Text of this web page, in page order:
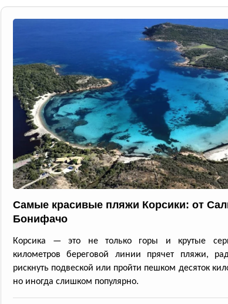
Самые красивые пляжи Корсики: от
Бонифачо
Корсика — это не только горы и крутые
километров береговой линии прячет пляжи,
рискнуть подвеской или пройти пешком десяток
но иногда слишком популярно.